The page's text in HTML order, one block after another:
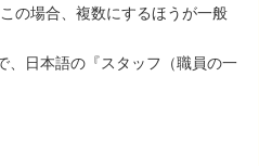
場合、複数にするほうが一般
日本語の『スタッフ（職員の一